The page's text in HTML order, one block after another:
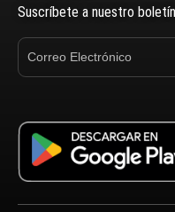
Suscríbete a nuestro